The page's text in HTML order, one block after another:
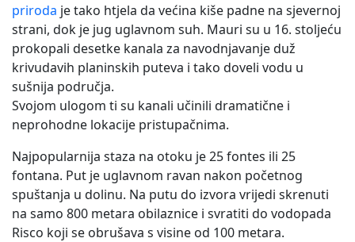
priroda je tako htjela da većina kiše padne na sjevernoj
strani, dok je jug uglavnom suh. Mauri su u 16. stoljeću
prokopali desetke kanala za navodnjavanje duž
krivudavih planinskih puteva i tako doveli vodu u
sušnija područja.
Svojom ulogom ti su kanali učinili dramatične i
neprohodne lokacije pristupačnima.
Najpopularnija staza na otoku je 25 fontes ili 25
fontana. Put je uglavnom ravan nakon početnog
spuštanja u dolinu. Na putu do izvora vrijedi skrenuti
na samo 800 metara obilaznice i svratiti do vodopada
Risco koji se obrušava s visine od 100 metara.